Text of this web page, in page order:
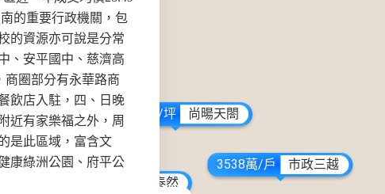
平深見
47~50萬/坪 尚暘天閤
景泰然
3538萬/戶 市政三越
的重要行政機關，包
的資源亦可說是分常
、安平國中、慈濟高
商圈部分有永華路商
飲店入駐，四、日晚
近有家樂福之外，周
是此區域，富含文
康綠洲公園、府平公